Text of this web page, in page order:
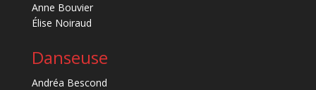
Anne Bouvier
Élise Noiraud
Danseuse
Andréa Bescond